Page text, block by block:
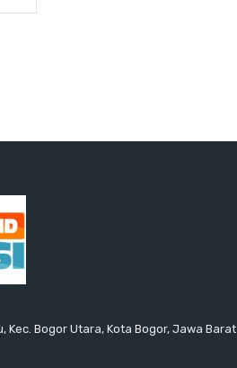
Kec. Bogor Utara, Kota Bogor, Jawa Barat